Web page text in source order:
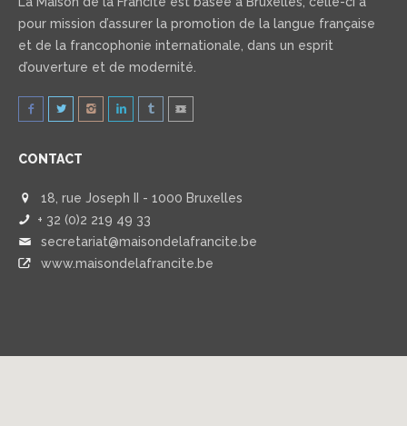
pour mission d’assurer la promotion de la langue française
et de la francophonie internationale, dans un esprit
d’ouverture et de modernité.
CONTACT
18, rue Joseph II - 1000 Bruxelles
+ 32 (0)2 219 49 33
secretariat@maisondelafrancite.be
www.maisondelafrancite.be